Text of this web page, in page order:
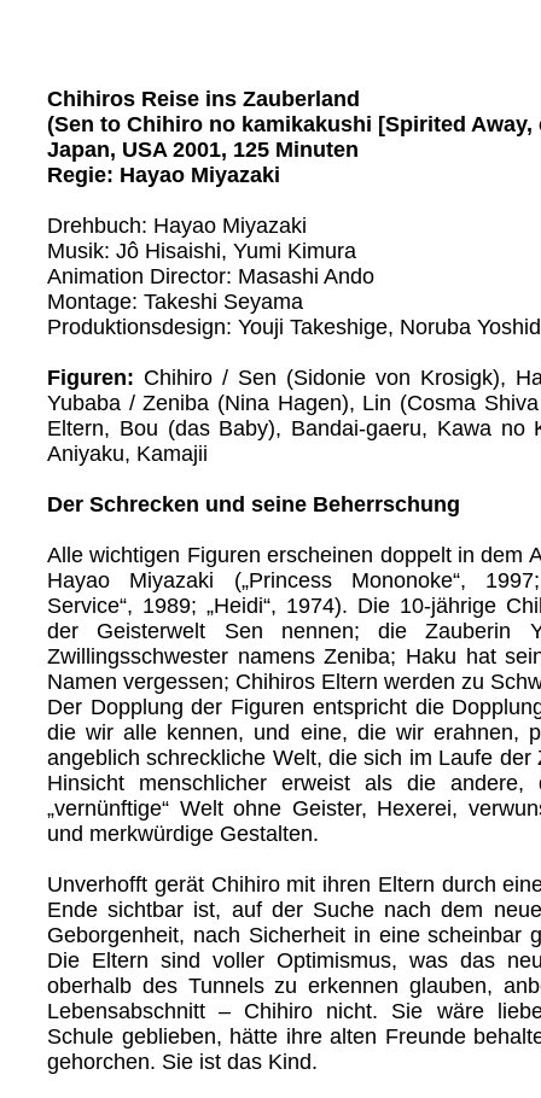
Chihiros Reise ins Zauberland
(Sen to Chihiro no kamikakushi [Spirited Away,
Japan, USA 2001, 125 Minuten
Regie: Hayao Miyazaki
Drehbuch: Hayao Miyazaki
Musik: Jô Hisaishi, Yumi Kimura
Animation Director: Masashi Ando
Montage: Takeshi Seyama
Produktionsdesign: Youji Takeshige, Noruba
Figuren: Chihiro / Sen (Sidonie von Krosigk),
Yubaba / Zeniba (Nina Hagen), Lin (Cosma
Eltern, Bou (das Baby), Bandai-gaeru, Kawa no
Aniyaku, Kamajii
Der Schrecken und seine Beherrschung
Alle wichtigen Figuren erscheinen doppelt in dem
Hayao Miyazaki („Princess Mononoke“,
Service“, 1989; „Heidi“, 1974). Die 10-jährige
der Geisterwelt Sen nennen; die Zauberin
Zwillingsschwester namens Zeniba; Haku hat
Namen vergessen; Chihiros Eltern werden zu
Der Dopplung der Figuren entspricht die
die wir alle kennen, und eine, die wir erahnen,
angeblich schreckliche Welt, die sich im Laufe der
Hinsicht menschlicher erweist als die andere,
„vernünftige“ Welt ohne Geister, Hexerei,
und merkwürdige Gestalten.
Unverhofft gerät Chihiro mit ihren Eltern durch
Ende sichtbar ist, auf der Suche nach dem
Geborgenheit, nach Sicherheit in eine scheinbar
Die Eltern sind voller Optimismus, was das
oberhalb des Tunnels zu erkennen glauben,
Lebensabschnitt – Chihiro nicht. Sie wäre
Schule geblieben, hätte ihre alten Freunde
gehorchen. Sie ist das Kind.